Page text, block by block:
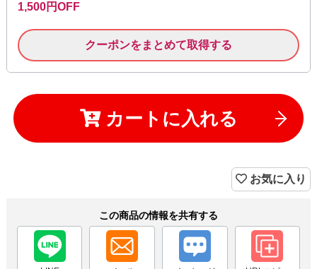
1,500円OFF
クーポンをまとめて取得する
カートに入れる
お気に入り
この商品の情報を共有する